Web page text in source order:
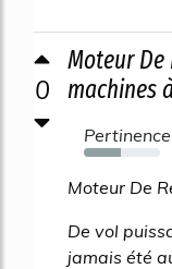
0
Moteur De
machines
Pertinence
48%
Moteur De
De vol
jamais été